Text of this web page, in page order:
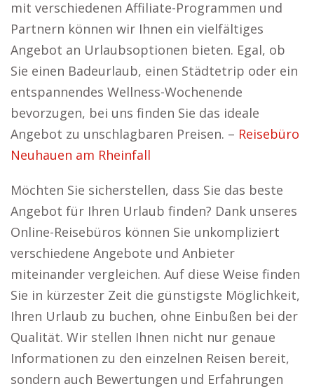
mit verschiedenen Affiliate-Programmen und
Partnern können wir Ihnen ein vielfältiges
Angebot an Urlaubsoptionen bieten. Egal, ob
Sie einen Badeurlaub, einen Städtetrip oder ein
entspannendes Wellness-Wochenende
bevorzugen, bei uns finden Sie das ideale
Angebot zu unschlagbaren Preisen. – Reisebüro
Neuhauen am Rheinfall
Möchten Sie sicherstellen, dass Sie das beste
Angebot für Ihren Urlaub finden? Dank unseres
Online-Reisebüros können Sie unkompliziert
verschiedene Angebote und Anbieter
miteinander vergleichen. Auf diese Weise finden
Sie in kürzester Zeit die günstigste Möglichkeit,
Ihren Urlaub zu buchen, ohne Einbußen bei der
Qualität. Wir stellen Ihnen nicht nur genaue
Informationen zu den einzelnen Reisen bereit,
sondern auch Bewertungen und Erfahrungen